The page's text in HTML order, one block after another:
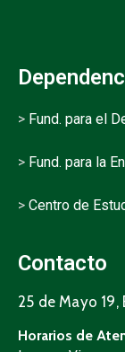
> Fund. para el
> Fund. para la
> Centro de
Contacto
25 de Mayo 19,
Horarios de